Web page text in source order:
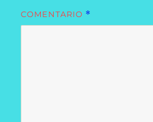
COMENTARIO *